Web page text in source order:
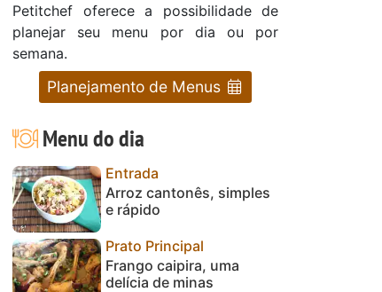
Petitchef oferece a possibilidade de
planejar seu menu por dia ou por
semana.
Planejamento de Menus
Menu do dia
Entrada
Arroz cantonês, simples
e rápido
Prato Principal
Frango caipira, uma
delícia de minas